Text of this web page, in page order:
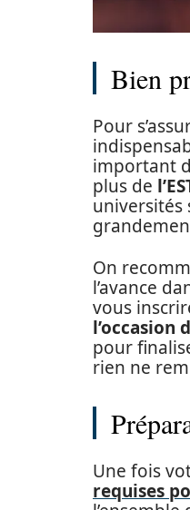
Bien
Pour
important
plus de
universités
On
l’avance
vous
l’occasion
pour
rien ne
Une fois
requises